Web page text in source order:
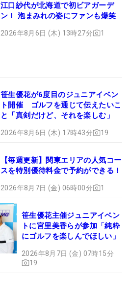
江口紗代が北海道で初ビアガーデ
ン！ 泡まみれの姿にファンも爆笑
2026年8月6日 (木) 13時27分 1
笹生優花が6度目のジュニアイベン
ト開催 ゴルフを通じて伝えたいこ
と「真剣だけど、それを楽しむ」
2026年8月6日 (木) 17時43分 19
【毎週更新】関東エリアの人気コー
スを特別優待料金で予約ができる！
2026年8月7日 (金) 06時00分 1
笹生優花主催ジュニアイベン
トに宮里美香らが参加「純粋
にゴルフを楽しんでほしい」
2026年8月7日 (金) 07時15分
19